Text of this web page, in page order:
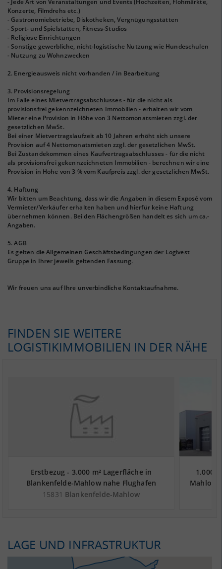
- Jede Art von Veranstaltungen und Events (Hochzeiten, Flohmärkte,
Konzerte, Filmdrehs etc.)
- Gastronomiebetriebe, Diskotheken, Vergnügungsstätten
- Sport- und Spielstätten, Fitness-Studios
- Religiöse Einrichtungen
- Sonstige gewerbliche, nicht-logistische Nutzung wie Hundeschulen
- Nutzung zu Wohnzwecken
2. Energieausweis nicht vorhanden / in Bearbeitung
3. Provisionsregelung
Im Falle eines Mietvertragsabschlusses - für die nicht als
provisionsfrei gekennzeichneten Immobilien - erhalten wir vom
Mieter eine Provision in Höhe von 3 Nettomonatsmieten zzgl. der
gesetzlichen MwSt.
Bei einer Mietvertragslaufzeit ab 10 Jahren erhöht sich unsere
Provision auf 4 Nettomonatsmieten zzgl. der gesetzlichen MwSt.
Bei Zustandekommen eines Kaufvertragsabschlusses - für die nicht
als provisionsfrei gekennzeichneten Immobilien - berechnen wir eine
Provision in Höhe von 3 % vom Kaufpreis zzgl. der gesetzlichen MwSt.
4. Haftung
Wir bitten um Beachtung, dass wir die Angaben in diesem Exposé vom
Vermieter/Verkäufer erhalten haben und hierfür keine Haftung
übernehmen können. Bei den Flächengrößen handelt es sich um ca.-
Angaben.
5. AGB
Es gelten die Allgemeinen Geschäftsbedingungen der Logivest
Gruppe in Ihrer jeweils geltenden Fassung.
Wir freuen uns auf Ihre unverbindliche Kontaktaufnahme.
FINDEN SIE WEITERE
LOGISTIKIMMOBILIEN IN DER NÄHE
Erstbezug - 3.000 m² Lagerfläche in
Blankenfelde-Mahlow nahe Flughafen
Berlin-Schönefeld - Landkreis Teltow-
15831 Blankenfelde-Mahlow
1.000
Mahlow
LAGE UND INFRASTRUKTUR